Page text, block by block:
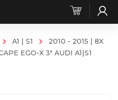
A1 | S1
2010 - 2015 | 8X
EGO-X 3″ AUDI A1|S1